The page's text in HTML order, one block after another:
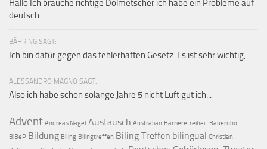
Hallo Ich brauche richtige Dolmetscher ich habe ein Probleme auf
deutsch...
BÄHRING SAGT:
Ich bin dafür gegen das fehlerhaften Gesetz. Es ist sehr wichtig,...
ALESSANDRO MAGNO SAGT:
Also ich habe schon solange Jahre 5 nicht Luft gut ich...
Advent Andreas Nagel Austausch Australian Barrierefreiheit Bauernhof
BiBeP Bildung Biling Bilingtreffen Biling Treffen bilingual Christian